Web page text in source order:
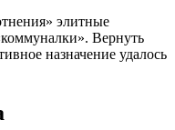
элитные
Вернуть
назначение удалось